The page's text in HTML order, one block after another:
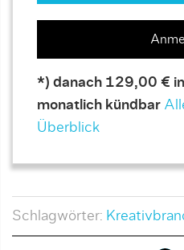
*) danach 129,00 €
monatlich kündbar
Überblick
Schlagwörter: